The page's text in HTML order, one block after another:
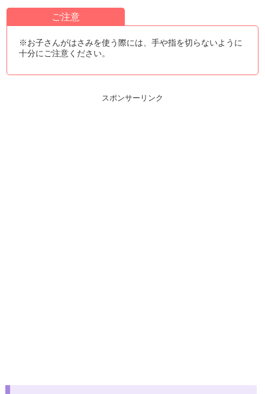
ご注意
※お子さんがはさみを使う際には、手や指を切らないように
十分にご注意ください。
スポンサーリンク